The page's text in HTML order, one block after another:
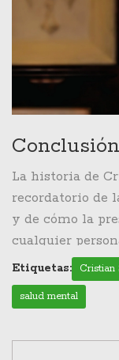
empáticos y
Conclusión
La historia de
recordatorio de
y de cómo la
cualquier
o fama. Su
ofrece un rayo
encuentran en
Etiquetas: Cristian
salud mental